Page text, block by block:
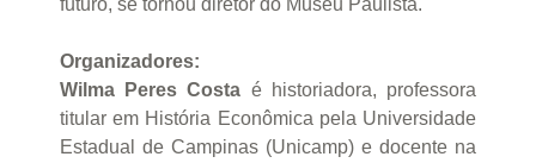
futuro, se tornou diretor do Museu Paulista.
Organizadores:
Wilma Peres Costa é historiadora, professora
titular em História Econômica pela Universidade
Estadual de Campinas (Unicamp) e docente na